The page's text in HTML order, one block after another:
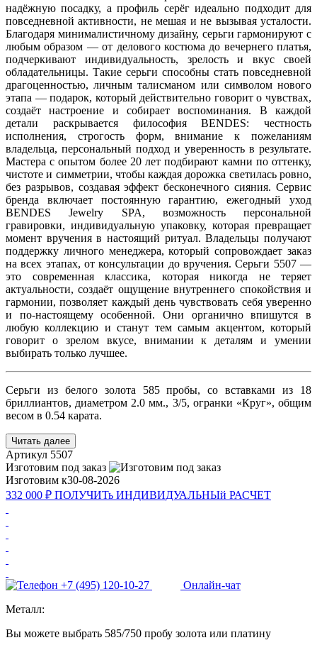
надёжную посадку, а профиль серёг идеально подходит для
повседневной активности, не мешая и не вызывая усталости.
Благодаря минималистичному дизайну, серьги гармонируют с
любым образом — от делового костюма до вечернего платья,
подчеркивают индивидуальность, зрелость и вкус своей
обладательницы. Такие серьги способны стать повседневной
драгоценностью, личным талисманом или символом нового
этапа — подарок, который действительно говорит о чувствах,
создаёт настроение и собирает воспоминания. В каждой
детали раскрывается философия BENDES: честность
исполнения, строгость форм, внимание к пожеланиям
владельца, персональный подход и уверенность в результате.
Мастера с опытом более 20 лет подбирают камни по оттенку,
чистоте и симметрии, чтобы каждая дорожка светилась ровно,
без разрывов, создавая эффект бесконечного сияния. Сервис
бренда включает постоянную гарантию, ежегодный уход
BENDES Jewelry SPA, возможность персональной
гравировки, индивидуальную упаковку, которая превращает
момент вручения в настоящий ритуал. Владельцы получают
поддержку личного менеджера, который сопровождает заказ
на всех этапах, от консультации до вручения. Серьги 5507 —
это современная классика, которая никогда не теряет
актуальности, создаёт ощущение внутреннего спокойствия и
гармонии, позволяет каждый день чувствовать себя уверенно
и по-настоящему особенной. Они органично впишутся в
любую коллекцию и станут тем самым акцентом, который
говорит о зрелом вкусе, внимании к деталям и умении
выбирать только лучшее.
Серьги из белого золота 585 пробы, со вставками из 18
бриллиантов, диаметром 2.0 мм., 3/5, огранки «Круг», общим
весом в 0.54 карата.
Читать далее
Артикул 5507
Изготовим под заказ
Изготовим к30-08-2026
332 000 ₽ ПОЛУЧИТь ИНДИВИДУАЛЬНЫй РАСЧЕТ
+7 (495) 120-10-27
Онлайн-чат
Металл:
Вы можете выбрать 585/750 пробу золота или платину